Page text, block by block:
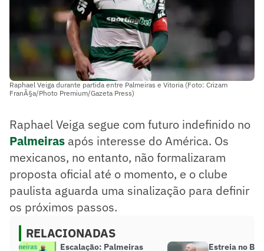
Raphael Veiga durante partida entre Palmeiras e Vitoria (Foto: Crizam
FranÃ§a/Photo Premium/Gazeta Press)
Raphael Veiga segue com futuro indefinido no
Palmeiras após interesse do América. Os
mexicanos, no entanto, não formalizaram
proposta oficial até o momento, e o clube
paulista aguarda uma sinalização para definir
os próximos passos.
RELACIONADAS
Escalação: Palmeiras
Estreia no